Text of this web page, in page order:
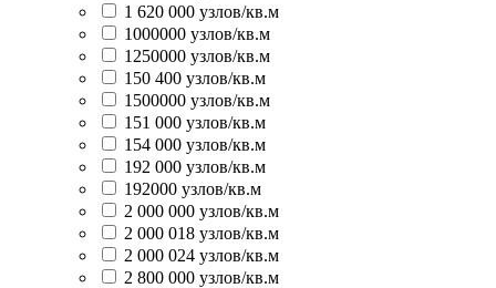
1 620 000 узлов/кв.м
1000000 узлов/кв.м
1250000 узлов/кв.м
150 400 узлов/кв.м
1500000 узлов/кв.м
151 000 узлов/кв.м
154 000 узлов/кв.м
192 000 узлов/кв.м
192000 узлов/кв.м
2 000 000 узлов/кв.м
2 000 018 узлов/кв.м
2 000 024 узлов/кв.м
2 800 000 узлов/кв.м